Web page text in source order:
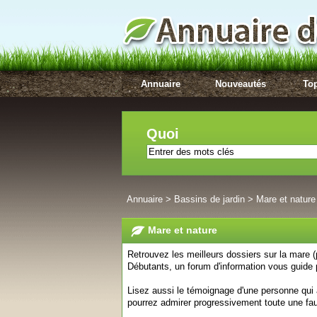
Annuaire Nouveautés
Quoi
Annuaire > Bassins de jardin > Mare et nature
Mare et nature
Retrouvez les meilleurs dossiers sur la mare
Débutants, un forum d'information vous guide
Lisez aussi le témoignage d'une personne
pourrez admirer progressivement toute une